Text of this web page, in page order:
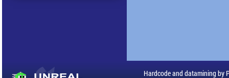
Hardcode and datamining by